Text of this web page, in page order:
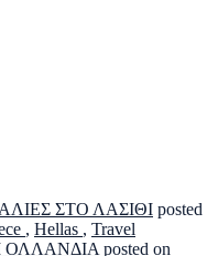
ΣΤΟ ΛΑΣΙΘΙ posted
, Hellas , Travel
ΟΛΛΑΝΔΙΑ posted on